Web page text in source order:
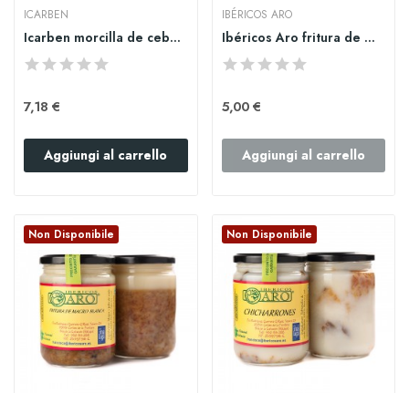
ICARBEN
Icarben morcilla de cebolla 500gr
7,18 €
Aggiungi al carrello
IBÉRICOS ARO
Ibéricos Aro fritura de magro roja
5,00 €
Aggiungi al carrello
Non Disponibile Non Disponibile